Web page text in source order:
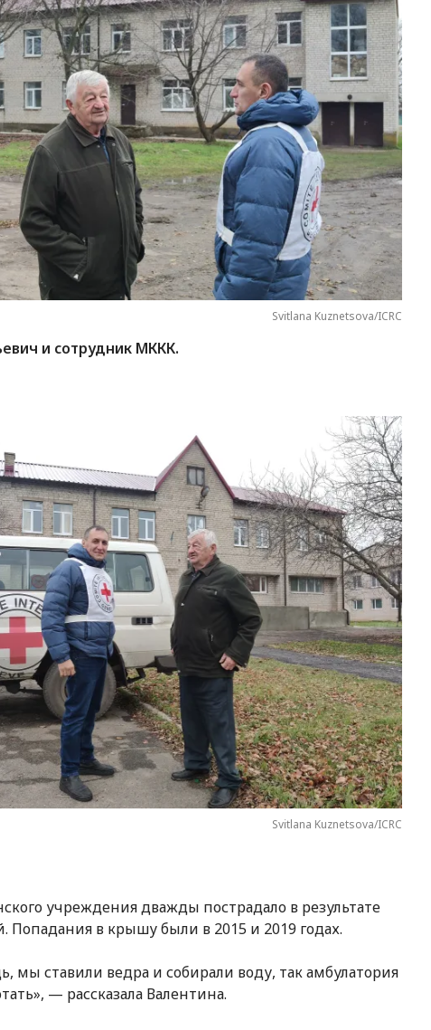
Svitlana Kuznetsova/ICRC
и сотрудник МККК.
Svitlana Kuznetsova/ICRC
учреждения дважды пострадало в результате
Попадания в крышу были в 2015 и 2019 годах.
мы ставили ведра и собирали воду, так амбулатория
— рассказала Валентина.